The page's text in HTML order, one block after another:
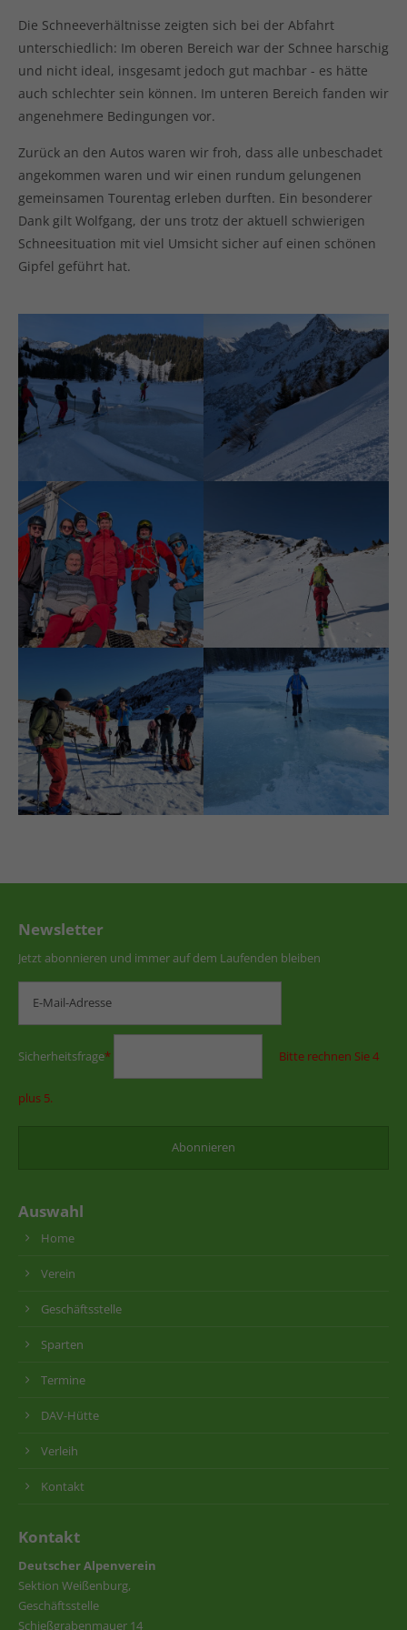
Die Schneeverhältnisse zeigten sich bei der Abfahrt
unterschiedlich: Im oberen Bereich war der Schnee harschig
und nicht ideal, insgesamt jedoch gut machbar - es hätte
auch schlechter sein können. Im unteren Bereich fanden wir
angenehmere Bedingungen vor.
Zurück an den Autos waren wir froh, dass alle unbeschadet
angekommen waren und wir einen rundum gelungenen
gemeinsamen Tourentag erleben durften. Ein besonderer
Dank gilt Wolfgang, der uns trotz der aktuell schwierigen
Schneesituation mit viel Umsicht sicher auf einen schönen
Gipfel geführt hat.
Newsletter
Jetzt abonnieren und immer auf dem Laufenden bleiben
Sicherheitsfrage* Bitte rechnen Sie 4
plus 5.
Auswahl
Home
Verein
Geschäftsstelle
Sparten
Termine
DAV-Hütte
Verleih
Kontakt
Kontakt
Deutscher Alpenverein
Sektion Weißenburg,
Geschäftsstelle
Schießgrabenmauer 14